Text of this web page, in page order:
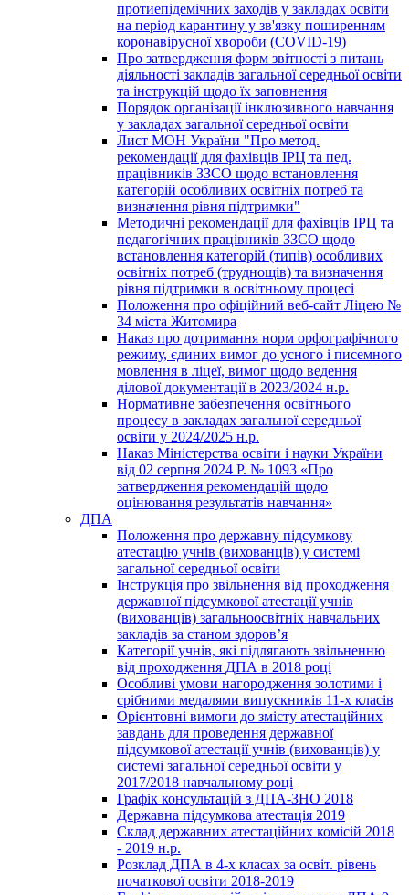
протиепідемічних заходів у закладах освіти
на період карантину у зв'язку поширенням
коронавірусної хвороби (COVID-19)
Про затвердження форм звітності з питань
діяльності закладів загальної середньої освіти
та інструкцій щодо їх заповнення
Порядок організації інклюзивного навчання
у закладах загальної середньої освіти
Лист МОН України "Про метод.
рекомендації для фахівців ІРЦ та пед.
працівників ЗЗСО щодо встановлення
категорій особливих освітніх потреб та
визначення рівня підтримки"
Методичні рекомендації для фахівців ІРЦ та
педагогічних працівників ЗЗСО щодо
встановлення категорій (типів) особливих
освітніх потреб (труднощів) та визначення
рівня підтримки в освітньому процесі
Положення про офіційний веб-сайт Ліцею №
34 міста Житомира
Наказ про дотримання норм орфографічного
режиму, єдиних вимог до усного і писемного
мовлення в ліцеї, вимог щодо ведення
ділової документації в 2023/2024 н.р.
Нормативне забезпечення освітнього
процесу в закладах загальної середньої
освіти у 2024/2025 н.р.
Наказ Міністерства освіти і науки України
від 02 серпня 2024 Р. № 1093 «Про
затвердження рекомендацій щодо
оцінювання результатів навчання»
ДПА
Положення про державну підсумкову
атестацію учнів (вихованців) у системі
загальної середньої освіти
Інструкція про звільнення від проходження
державної підсумкової атестації учнів
(вихованців) загальноосвітніх навчальних
закладів за станом здоров’я
Категорії учнів, які підлягають звільненню
від проходження ДПА в 2018 році
Особливі умови нагородження золотими і
срібними медалями випускників 11-х класів
Орієнтовні вимоги до змісту атестаційних
завдань для проведення державної
підсумкової атестації учнів (вихованців) у
системі загальної середньої освіти у
2017/2018 навчальному році
Графік консультацій з ДПА-ЗНО 2018
Державна підсумкова атестація 2019
Склад державних атестаційних комісій 2018
- 2019 н.р.
Розклад ДПА в 4-х класах за освіт. рівень
початкової освіти 2018-2019